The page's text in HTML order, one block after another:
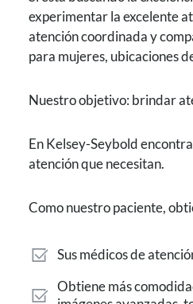
experimentar la excelente
atención coordinada y
para mujeres, ubicaciones
Nuestro objetivo: brindar
En Kelsey-Seybold
atención que necesitan.
Como nuestro paciente,
Sus médicos de
Obtiene más